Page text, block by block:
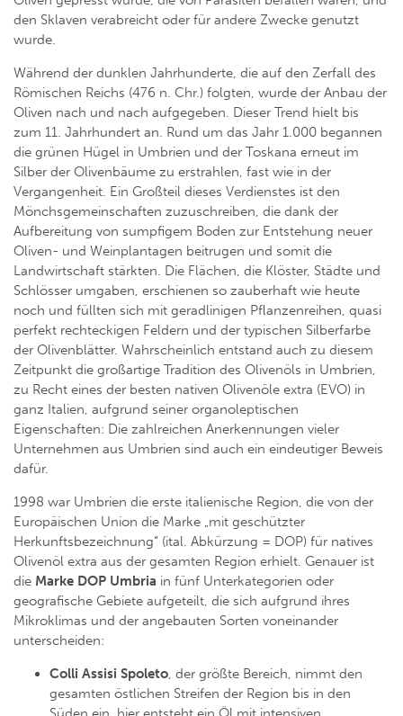
den Sklaven verabreicht oder für andere Zwecke genutzt
wurde.
Während der dunklen Jahrhunderte, die auf den Zerfall des
Römischen Reichs (476 n. Chr.) folgten, wurde der Anbau der
Oliven nach und nach aufgegeben. Dieser Trend hielt bis
zum 11. Jahrhundert an. Rund um das Jahr 1.000 begannen
die grünen Hügel in Umbrien und der Toskana erneut im
Silber der Olivenbäume zu erstrahlen, fast wie in der
Vergangenheit. Ein Großteil dieses Verdienstes ist den
Mönchsgemeinschaften zuzuschreiben, die dank der
Aufbereitung von sumpfigem Boden zur Entstehung neuer
Oliven- und Weinplantagen beitrugen und somit die
Landwirtschaft stärkten. Die Flächen, die Klöster, Städte und
Schlösser umgaben, erschienen so zauberhaft wie heute
noch und füllten sich mit geradlinigen Pflanzenreihen, quasi
perfekt rechteckigen Feldern und der typischen Silberfarbe
der Olivenblätter. Wahrscheinlich entstand auch zu diesem
Zeitpunkt die großartige Tradition des Olivenöls in Umbrien,
zu Recht eines der besten nativen Olivenöle extra (EVO) in
ganz Italien, aufgrund seiner organoleptischen
Eigenschaften: Die zahlreichen Anerkennungen vieler
Unternehmen aus Umbrien sind auch ein eindeutiger Beweis
dafür.
1998 war Umbrien die erste italienische Region, die von der
Europäischen Union die Marke „mit geschützter
Herkunftsbezeichnung“ (ital. Abkürzung = DOP) für natives
Olivenöl extra aus der gesamten Region erhielt. Genauer ist
die Marke DOP Umbria in fünf Unterkategorien oder
geografische Gebiete aufgeteilt, die sich aufgrund ihres
Mikroklimas und der angebauten Sorten voneinander
unterscheiden:
Colli Assisi Spoleto, der größte Bereich, nimmt den
gesamten östlichen Streifen der Region bis in den